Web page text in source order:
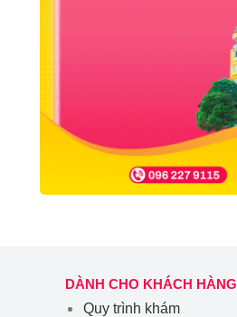
DÀNH CHO KHÁCH HÀNG
Quy trình khám